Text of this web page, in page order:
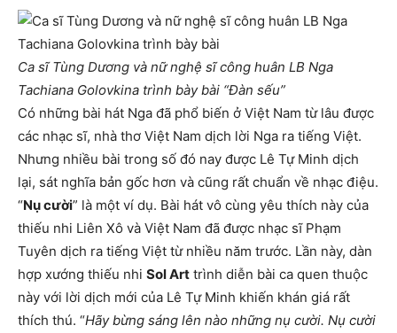
Ca sĩ Tùng Dương và nữ nghệ sĩ công huân LB Nga
Tachiana Golovkina trình bày bài “Đàn sếu”
Có những bài hát Nga đã phổ biến ở Việt Nam từ lâu được
các nhạc sĩ, nhà thơ Việt Nam dịch lời Nga ra tiếng Việt.
Nhưng nhiều bài trong số đó nay được Lê Tự Minh dịch
lại, sát nghĩa bản gốc hơn và cũng rất chuẩn về nhạc điệu.
“Nụ cười” là một ví dụ. Bài hát vô cùng yêu thích này của
thiếu nhi Liên Xô và Việt Nam đã được nhạc sĩ Phạm
Tuyên dịch ra tiếng Việt từ nhiều năm trước. Lần này, dàn
hợp xướng thiếu nhi Sol Art trình diễn bài ca quen thuộc
này với lời dịch mới của Lê Tự Minh khiến khán giá rất
thích thú. “Hãy bừng sáng lên nào những nụ cười. Nụ cười